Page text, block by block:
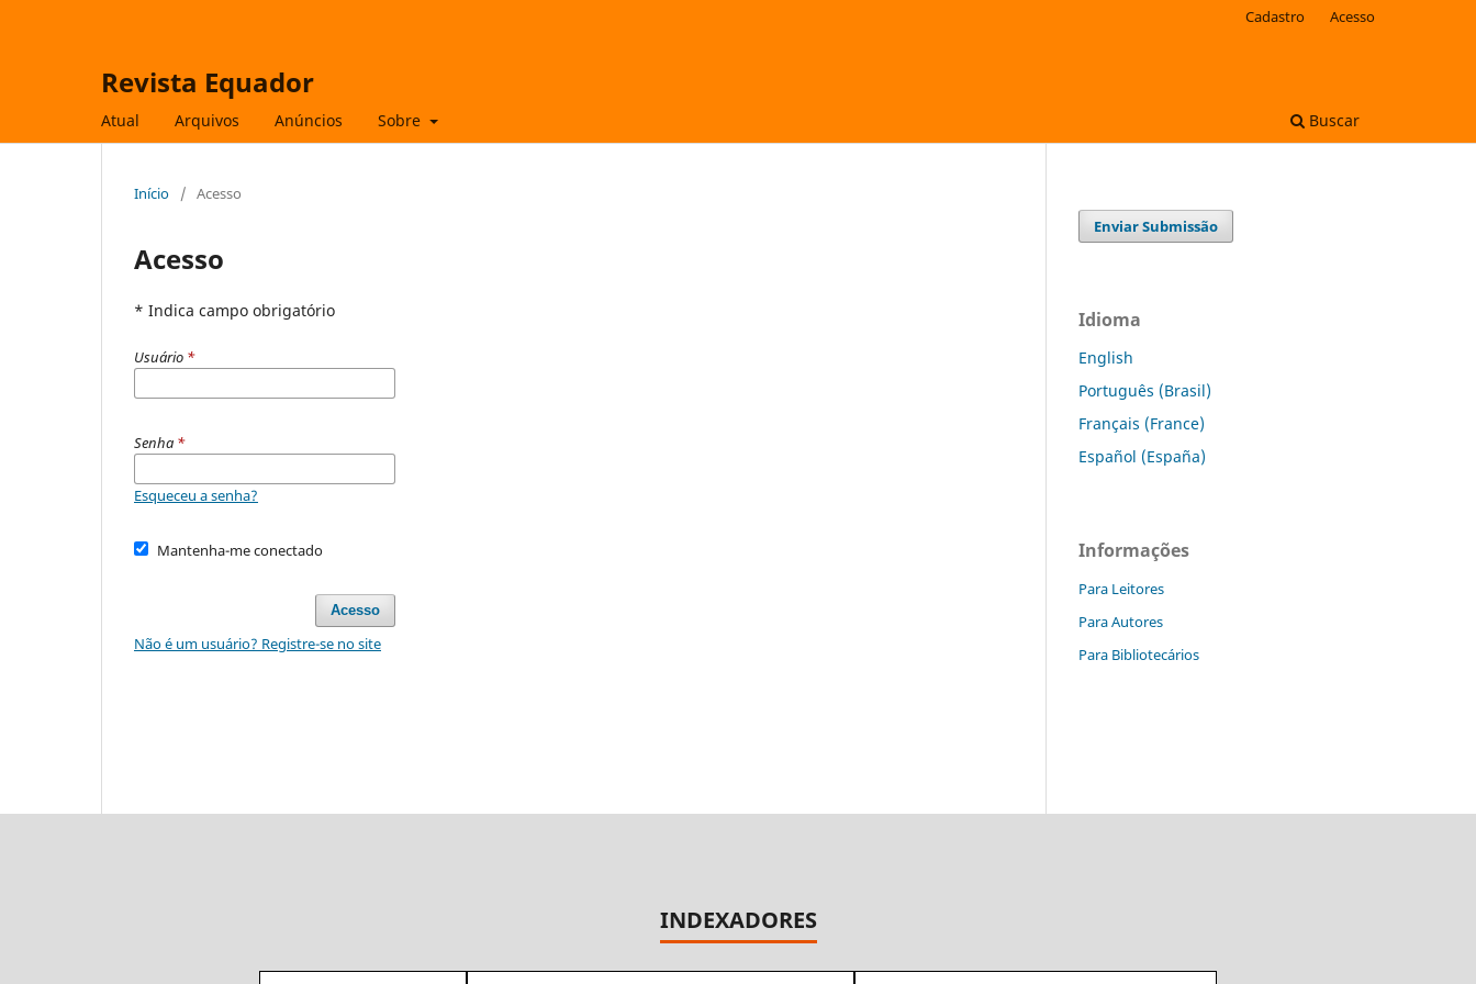
Revista Equador
Atual Arquivos Anúncios Sobre Buscar
Cadastro Acesso
Início / Acesso
Acesso
* Indica campo obrigatório
Usuário *
Senha *
Esqueceu a senha?
Mantenha-me conectado
Acesso
Não é um usuário? Registre-se no site
Enviar Submissão
Idioma
English
Português (Brasil)
Français (France)
Español (España)
Informações
Para Leitores
Para Autores
Para Bibliotecários
INDEXADORES